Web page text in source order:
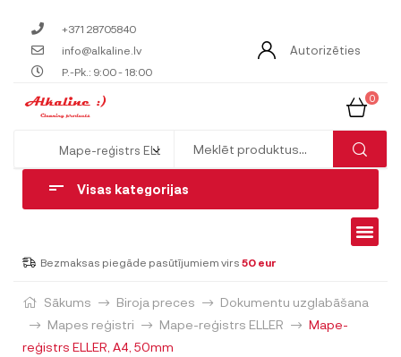
+371 28705840
info@alkaline.lv
P.-Pk.: 9:00 - 18:00
Autorizēties
0
Visas kategorijas
Bezmaksas piegāde pasūtījumiem virs 50 eur
Sākums Biroja preces
Dokumentu uzglabāšana
Mapes reģistri
Mape-reģistrs ELLER
Mape-
reģistrs ELLER, A4, 50mm